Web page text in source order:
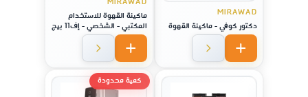
MIRAWAD
دكتور كوفي - ماكينة القهوة
ماكينة القهوة للاستخدام
المكتبي - الشخصي - إف11 بيج
إس
كمية محدودة